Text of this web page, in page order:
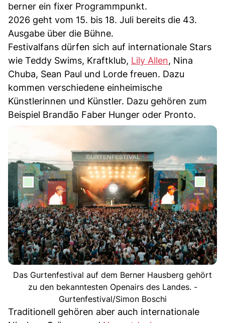
berner ein fixer Programmpunkt.
2026 geht vom 15. bis 18. Juli bereits die 43.
Ausgabe über die Bühne.
Festivalfans dürfen sich auf internationale Stars
wie Teddy Swims, Kraftklub, Lily Allen, Nina
Chuba, Sean Paul und Lorde freuen. Dazu
kommen verschiedene einheimische
Künstlerinnen und Künstler. Dazu gehören zum
Beispiel Brandão Faber Hunger oder Pronto.
Das Gurtenfestival auf dem Berner Hausberg gehört
zu den bekanntesten Openairs des Landes. -
Gurtenfestival/Simon Boschi
Traditionell gehören aber auch internationale